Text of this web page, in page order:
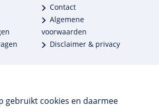
gebruikt cookies en daarmee
Contact
Algemene
voorwaarden
Disclaimer & privacy